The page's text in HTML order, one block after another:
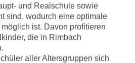
und Realschule sowie
sind, wodurch eine optimale
ist. Davon profitieren
die in Rimbach
aller Altersgruppen sich